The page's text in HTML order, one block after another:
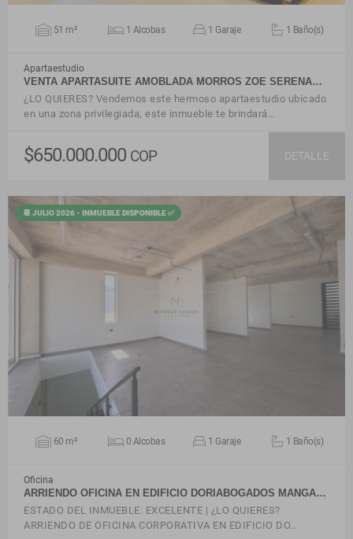
51 m² 1 Alcobas 1 Garaje 1 Baño(s)
Apartaestudio
VENTA APARTASUITE AMOBLADA MORROS ZOE SERENA…
¿LO QUIERES? Vendemos este hermoso apartaestudio ubicado
en una zona privilegiada, este inmueble te brindará…
$650.000.000 COP DETALLE
📆 JULIO 2026 - INMUEBLE DISPONIBLE ✅
60 m² 0 Alcobas 1 Garaje 1 Baño(s)
Oficina
ARRIENDO OFICINA EN EDIFICIO DORIABOGADOS MANGA…
ESTADO DEL INMUEBLE: EXCELENTE | ¿LO QUIERES?
ARRIENDO DE OFICINA CORPORATIVA EN EDIFICIO DO…